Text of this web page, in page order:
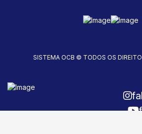
SISTEMA OCB © TODOS OS